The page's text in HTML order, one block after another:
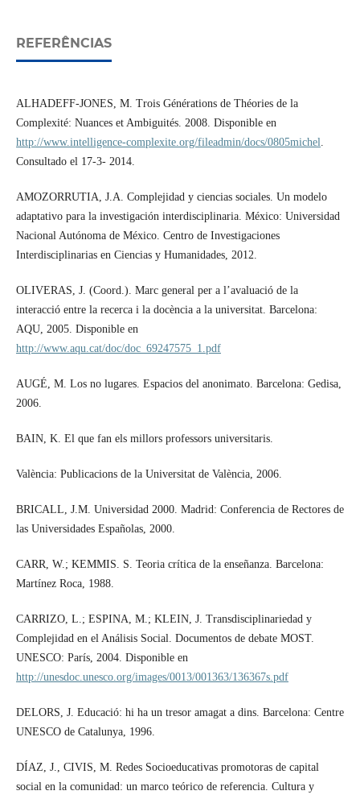
REFERÊNCIAS
ALHADEFF-JONES, M. Trois Générations de Théories de la
Complexité: Nuances et Ambiguités. 2008. Disponible en
http://www.intelligence-complexite.org/fileadmin/docs/0805michel.
Consultado el 17-3- 2014.
AMOZORRUTIA, J.A. Complejidad y ciencias sociales. Un modelo
adaptativo para la investigación interdisciplinaria. México: Universidad
Nacional Autónoma de México. Centro de Investigaciones
Interdisciplinarias en Ciencias y Humanidades, 2012.
OLIVERAS, J. (Coord.). Marc general per a l’avaluació de la
interacció entre la recerca i la docència a la universitat. Barcelona:
AQU, 2005. Disponible en
http://www.aqu.cat/doc/doc_69247575_1.pdf
AUGÉ, M. Los no lugares. Espacios del anonimato. Barcelona: Gedisa,
2006.
BAIN, K. El que fan els millors professors universitaris.
València: Publicacions de la Universitat de València, 2006.
BRICALL, J.M. Universidad 2000. Madrid: Conferencia de Rectores de
las Universidades Españolas, 2000.
CARR, W.; KEMMIS. S. Teoria crítica de la enseñanza. Barcelona:
Martínez Roca, 1988.
CARRIZO, L.; ESPINA, M.; KLEIN, J. Transdisciplinariedad y
Complejidad en el Análisis Social. Documentos de debate MOST.
UNESCO: París, 2004. Disponible en
http://unesdoc.unesco.org/images/0013/001363/136367s.pdf
DELORS, J. Educació: hi ha un tresor amagat a dins. Barcelona: Centre
UNESCO de Catalunya, 1996.
DÍAZ, J., CIVIS, M. Redes Socioeducativas promotoras de capital
social en la comunidad: un marco teórico de referencia. Cultura y